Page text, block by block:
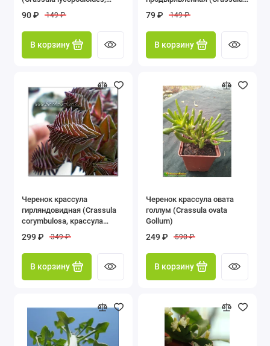
90 ₽ 149 ₽
В корзину
перфората)
79 ₽ 149 ₽
В корзину
Черенок крассула
гирляндовидная (Crassula
corymbulosa, крассула
299 ₽ 349 ₽
В корзину
Черенок крассула овата
голлум (Crassula ovata
Gollum)
249 ₽ 590 ₽
В корзину